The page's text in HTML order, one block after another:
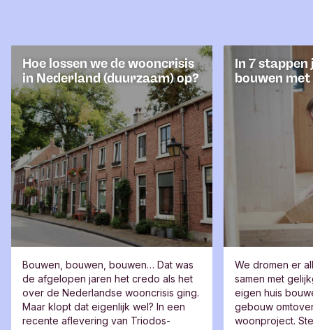
Hoe lossen we de wooncrisis
in Nederland (duurzaam) op?
Bouwen, bouwen, bouwen… Dat was
de afgelopen jaren het credo als het
over de Nederlandse wooncrisis ging.
Maar klopt dat eigenlijk wel? In een
recente aflevering van Triodos-
In 7 stappen
bouwen met
We dromen er
samen met
eigen huis
gebouw
woonproject.